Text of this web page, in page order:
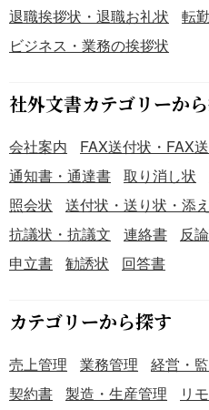
退職挨拶状・退職お礼状
転
ビジネス・業務の挨拶状
社外文書カテゴリーか
会社案内 FAX送付状・FAX
通知書・通達書
取り消し状
照会状
送付状・送り状・添
抗議状・抗議文
連絡書 反
申立書
勧誘状 回答書
カテゴリーから探す
売上管理 業務管理 経営・
契約書
製造・生産管理 リ